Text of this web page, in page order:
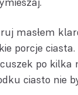
masłem
porcje
po
ciasto nie